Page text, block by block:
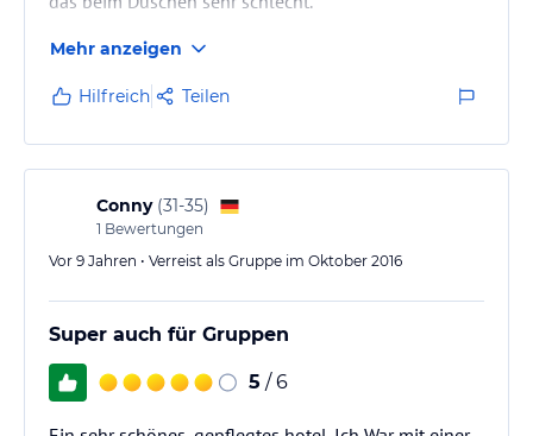
Mehr anzeigen
Hilfreich Teilen
Conny (31-35)
1 Bewertungen
Vor 9 Jahren • Verreist als Gruppe im Oktober 2016
Super auch für Gruppen
5 / 6